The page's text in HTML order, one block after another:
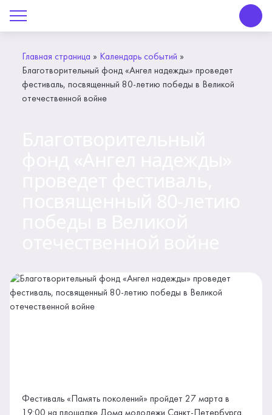
Главная страница » Календарь событий »
Благотворительный фонд «Ангел надежды» проведет
фестиваль, посвященный 80-летию победы в Великой
отечественной войне
Фестиваль «Память поколений» пройдет 27 марта в
О Центре «КОНТАКТ»